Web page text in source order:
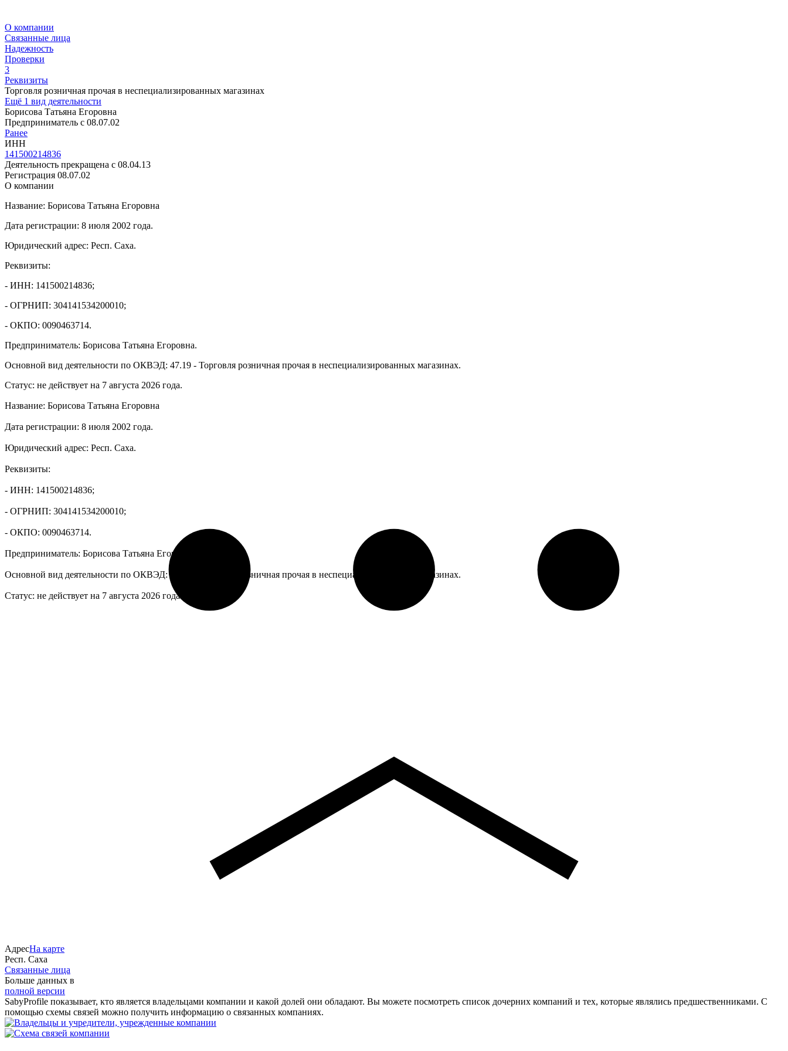
О компании
Связанные лица
Надежность
Проверки
3
Реквизиты
Торговля розничная прочая в неспециализированных магазинах
Ещё 1 вид деятельности
Борисова Татьяна Егоровна
Предприниматель c 08.07.02
Ранее
ИНН
141500214836
Деятельность прекращена с 08.04.13
Регистрация 08.07.02
О компании
Название: Борисова Татьяна Егоровна
Дата регистрации: 8 июля 2002 года.
Юридический адрес: Респ. Саха.
Реквизиты:
- ИНН: 141500214836;
- ОГРНИП: 304141534200010;
- ОКПО: 0090463714.
Предприниматель: Борисова Татьяна Егоровна.
Основной вид деятельности по ОКВЭД: 47.19 - Торговля розничная прочая в неспециализированных магазинах.
Статус: не действует на 7 августа 2026 года.
Название: Борисова Татьяна Егоровна
Дата регистрации: 8 июля 2002 года.
Юридический адрес: Респ. Саха.
Реквизиты:
- ИНН: 141500214836;
- ОГРНИП: 304141534200010;
- ОКПО: 0090463714.
Предприниматель: Борисова Татьяна Егоровна.
Основной вид деятельности по ОКВЭД: 47.19 - Торговля розничная прочая в неспециализированных магазинах.
Статус: не действует на 7 августа 2026 года.
АдресНа карте
Респ. Саха
Связанные лица
Больше данных в
полной версии
SabyProfile показывает, кто является владельцами компании и какой долей они обладают. Вы можете посмотреть список дочерних компаний и тех, которые являлись предшественниками. С
помощью схемы связей можно получить информацию о связанных компаниях.